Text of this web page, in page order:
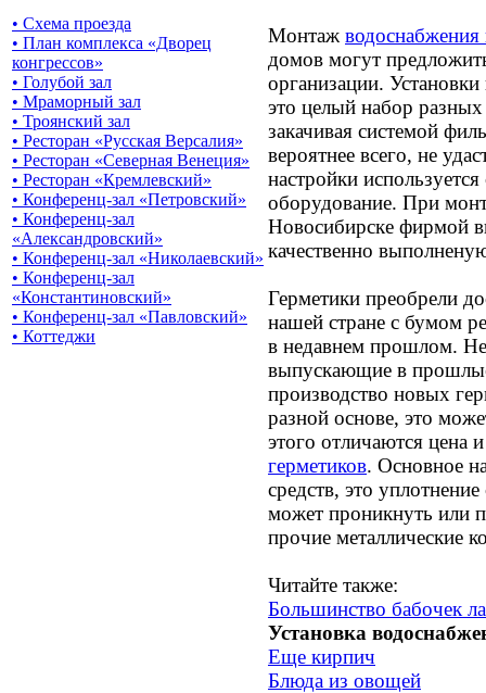
• Схема проезда
• План комплекса «Дворец
конгрессов»
• Голубой зал
• Мраморный зал
• Троянский зал
• Ресторан «Русская Версалия»
• Ресторан «Северная Венеция»
• Ресторан «Кремлевский»
• Конференц-зал «Петровский»
• Конференц-зал
«Александровский»
• Конференц-зал «Николаевский»
• Конференц-зал
«Константиновский»
• Конференц-зал «Павловский»
• Коттеджи
Монтаж
домов могут
организации.
это целый набор разных
закачивая системой
вероятнее всего, не
настройки
оборудование. При
Новосибирске фирмой
качественно
Герметики преобрели
нашей стране с бумом
в недавнем прошлом.
выпускающие в
производство новых
разной основе, это
этого отличаются цена
герметиков. Основное
средств, это
может проникнуть или
прочие металлические
Читайте также:
Большинство бабочек
Установка
Еще кирпич
Блюда из овощей